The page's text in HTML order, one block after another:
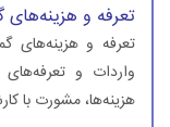
تعرفه و
تعرفه و هزینه‌های
واردات و
هزینه‌ها، مشورت با